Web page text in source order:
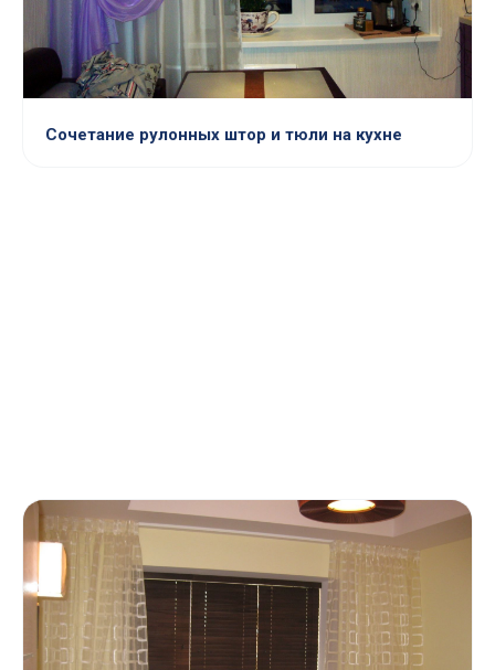
Сочетание рулонных штор и тюли на кухне